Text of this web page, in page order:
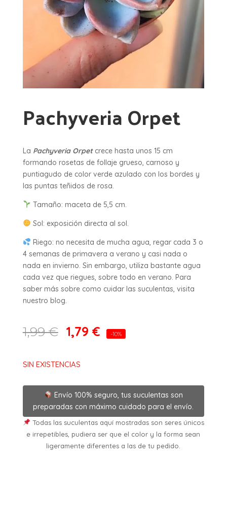
Pachyveria Orpet
La Pachyveria Orpet crece hasta unos 15 cm
formando rosetas de follaje grueso, carnoso y
puntiagudo de color verde azulado con los bordes y
las puntas teñidos de rosa.
Tamaño: maceta de 5,5 cm.
Sol: exposición directa al sol.
Riego: no necesita de mucha agua, regar cada 3 o
4 semanas de primavera a verano y casi nada o
nada en invierno. Sin embargo, utiliza bastante agua
cada vez que riegues, sobre todo en verano. Para
saber más sobre como cuidar las suculentas, visita
nuestro blog.
1,99€ 1,79 € -10%
SIN EXISTENCIAS
Envío 100% seguro, tus suculentas son
preparadas con máximo cuidado para el envío.
Todas las suculentas aquí mostradas son seres únicos
e irrepetibles, pudiera ser que el color y la forma sean
ligeramente diferentes a las de tu pedido.